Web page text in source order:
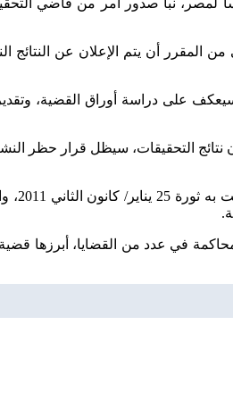
أن يتم الإعلان عن النتائج
دراسة أوراق القضية، وتقدير
التحقيقات، سيظل قرار حظر
وكانت
الذي عزله الجيش استجابة لضغوط احتجاجات شعبية، في الثالث من يوليو/ تموز